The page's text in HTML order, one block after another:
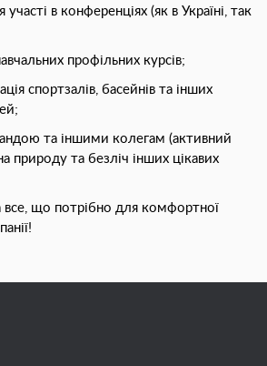
в конференціях (як в Україні, так
профільних курсів;
спортзалів, басейнів та інших
та іншими колегам (активний
природу та безліч інших цікавих
все, що потрібно для комфортної